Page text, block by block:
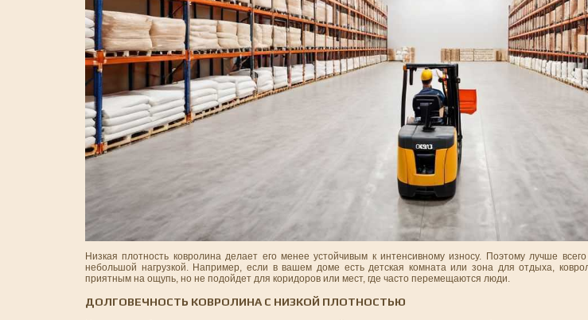
Низкая плотность ковролина делает его менее устойчивым к интенсивному износу. Поэтому лучше
небольшой нагрузкой. Например, если в вашем доме есть детская комната или зона для отдыха,
приятным на ощупь, но не подойдет для коридоров или мест, где часто перемещаются люди.
ДОЛГОВЕЧНОСТЬ КОВРОЛИНА С НИЗКОЙ ПЛОТНОСТЬЮ